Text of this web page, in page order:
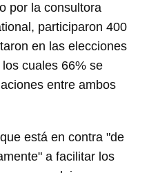
por la consultora
participaron 400
en las elecciones
cuales 66% se
entre ambos
está en contra "de
a facilitar los